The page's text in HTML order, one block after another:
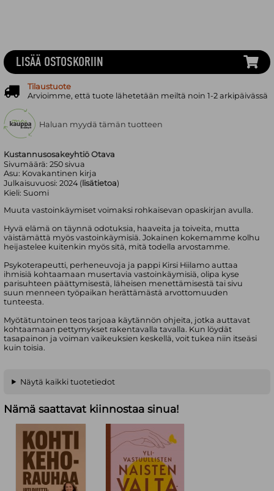
Kustannusosakeyhtiö Otava
Sivumäärä:250 sivua
Asu: Kovakantinen kirja
Julkaisuvuosi:2024 ( lisätietoa)
Kieli:Suomi
Muuta vastoinkäymiset voimaksi rohkaisevan opaskirjan avulla.
Hyvä elämä on täynnä odotuksia, haaveita ja toiveita, mutta
väistämättä myös vastoinkäymisiä. Jokainen kokemamme kolhu
heijastelee kuitenkin myös sitä, mitä todella arvostamme.
Psykoterapeutti, perheneuvoja ja pappi Kirsi Hiilamo auttaa
ihmisiä kohtaamaan musertavia vastoinkäymisiä, olipa kyse
parisuhteen päättymisestä, läheisen menettämisestä tai sivu
suun menneen työpaikan herättämästä arvottomuuden
tunteesta.
Myötätuntoinen teos tarjoaa käytännön ohjeita, jotka auttavat
kohtaamaan pettymykset rakentavalla tavalla. Kun löydät
tasapainon ja voiman vaikeuksien keskellä, voit tukea niin itseäsi
kuin toisia.
LISÄÄ OSTOSKORIIN
Tilaustuote
Arvioimme, että tuote lähetetään meiltä noin 1-2 arkipäivässä
Haluan myydä tämän tuotteen
Näytä kaikki tuotetiedot
Nämä saattavat kiinnostaa sinua!